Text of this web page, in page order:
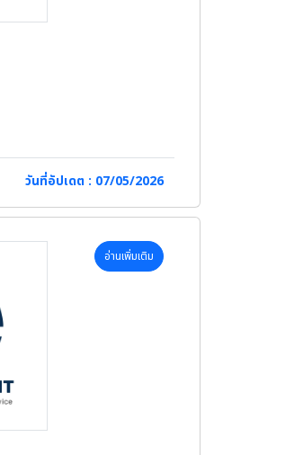
วันที่อัปเดต : 07/05/2026
อ่านเพิ่มเติม